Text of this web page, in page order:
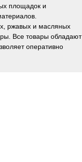
площадок и
ржавых и масляных
Все товары обладают
оперативно